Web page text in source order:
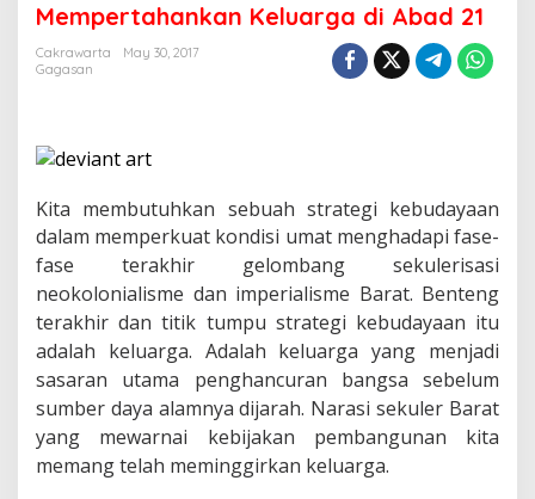
m
k
a
e
u
a
r
g
a
d
i
Mempertahankan Keluarga di Abad 21
Cakrawarta
May 30, 2017
Gagasan
Kita membutuhkan sebuah strategi kebudayaan
dalam memperkuat kondisi umat menghadapi fase-
fase terakhir gelombang sekulerisasi
neokolonialisme dan imperialisme Barat. Benteng
terakhir dan titik tumpu strategi kebudayaan itu
adalah keluarga. Adalah keluarga yang menjadi
sasaran utama penghancuran bangsa sebelum
sumber daya alamnya dijarah. Narasi sekuler Barat
yang mewarnai kebijakan pembangunan kita
memang telah meminggirkan keluarga.